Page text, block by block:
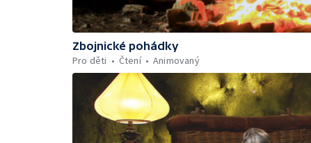
Zbojnické pohádky
Pro děti
Čtení Animovaný